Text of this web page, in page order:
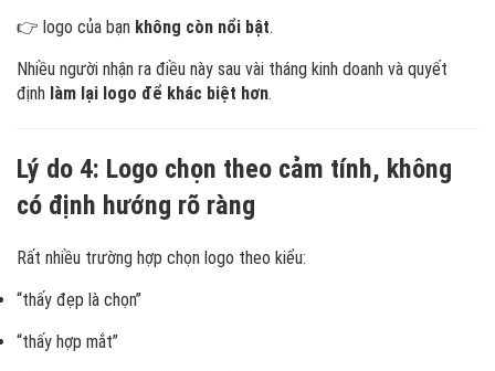
👉 logo của bạn không còn nổi bật.
Nhiều người nhận ra điều này sau vài tháng kinh doanh và quyết
định làm lại logo để khác biệt hơn.
Lý do 4: Logo chọn theo cảm tính, không
có định hướng rõ ràng
Rất nhiều trường hợp chọn logo theo kiểu:
“thấy đẹp là chọn”
“thấy hợp mắt”